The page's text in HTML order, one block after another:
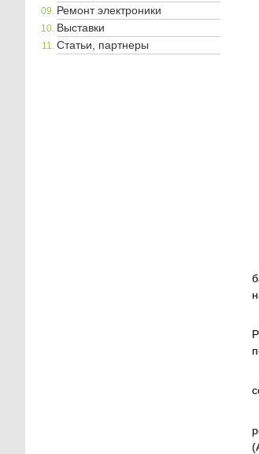
Ремонт электроники
Выставки
Статьи, партнеры